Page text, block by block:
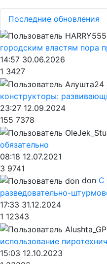
Последние обновления
городским властям пора
14:57 30.06.2026
1 3427
конструкторы:
23:27 12.09.2024
155 7378
обязательно
08:18 12.07.2021
3 9741
don С
разведовательно-
17:33 31.12.2024
1 12343
использование
15:03 12.10.2023